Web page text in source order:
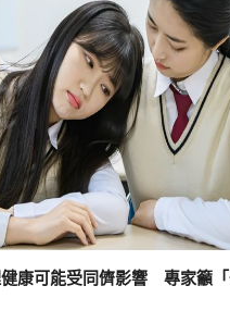
康可能受同儕影響 專家籲「